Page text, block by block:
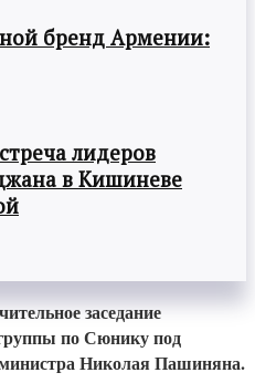
бренд Армении:
лидеров
в Кишиневе
заседание
по Сюнику под
министра Николая Пашиняна.